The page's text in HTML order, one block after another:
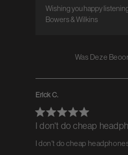
Wishing you happy
Bowers & Wilkins
Was Deze
Erick C.
I don't do cheap
I don't do cheap